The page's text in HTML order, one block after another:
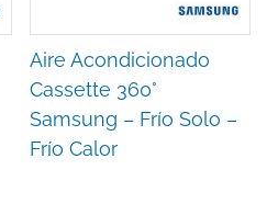
Aire Acondicionado
Cassette 360°
Samsung – Frío Solo –
Frío Calor